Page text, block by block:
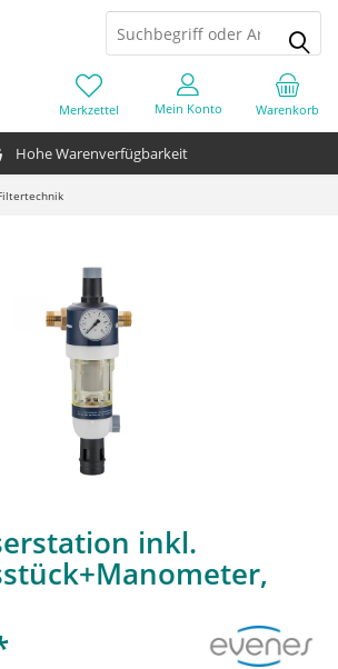
Hohe Warenverfügbarkeit
Warenkorb
Merkzettel Mein Konto
inkl.